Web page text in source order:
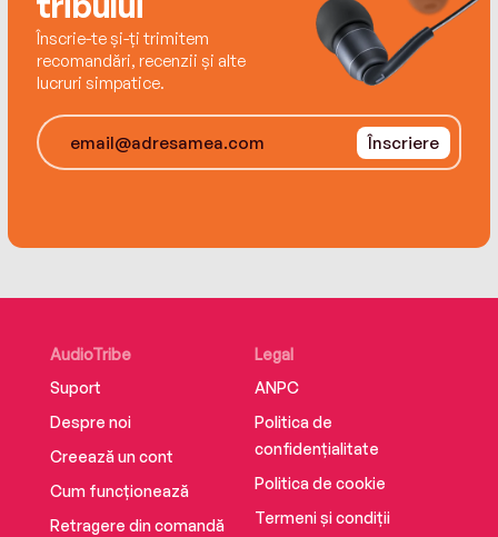
Înscrie-te și-ți trimitem
recomandări, recenzii și alte
lucruri simpatice.
Înscriere
AudioTribe
Suport
Despre noi
Creează un cont
Cum funcționează
Retragere din comandă
Legal
ANPC
Politica de
confidențialitate
Politica de cookie
Termeni și condiții